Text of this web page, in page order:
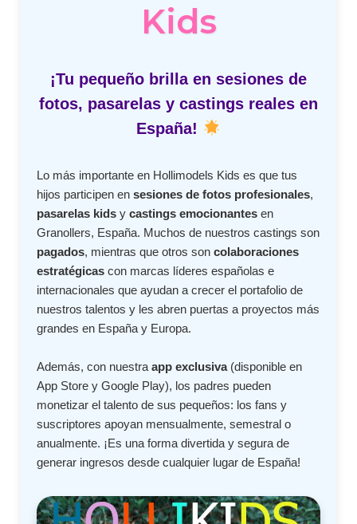
Kids
¡Tu pequeño brilla en sesiones de
fotos, pasarelas y castings reales en
España!
Lo más importante en Hollimodels Kids es que tus
hijos participen ensesiones de fotos profesionales,
pasarelas kids ycastings emocionantes en
Granollers, España. Muchos de nuestros castings son
pagados, mientras que otros soncolaboraciones
estratégicas con marcas líderes españolas e
internacionales que ayudan a crecer el portafolio de
nuestros talentos y les abren puertas a proyectos más
grandes en España y Europa.
Además, con nuestraapp exclusiva(disponible en
App Store y Google Play), los padres pueden
monetizar el talento de sus pequeños: los fans y
suscriptores apoyan mensualmente, semestral o
anualmente. ¡Es una forma divertida y segura de
generar ingresos desde cualquier lugar de España!